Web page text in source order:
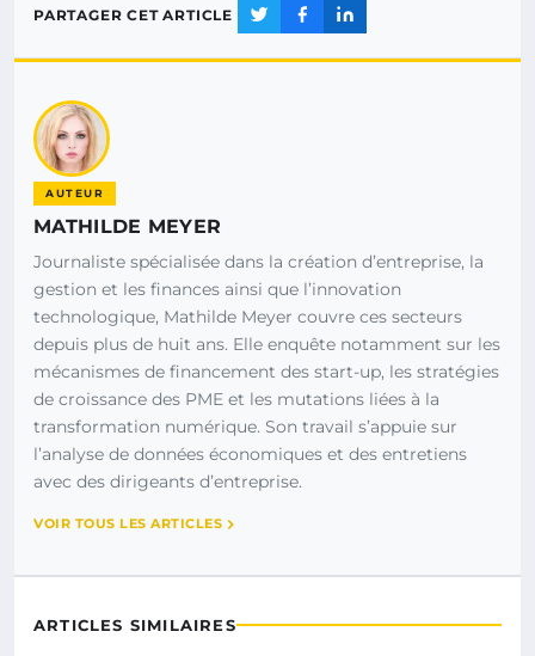
PARTAGER CET ARTICLE
AUTEUR
MATHILDE MEYER
Journaliste spécialisée dans la création d’entreprise, la
gestion et les finances ainsi que l’innovation
technologique, Mathilde Meyer couvre ces secteurs
depuis plus de huit ans. Elle enquête notamment sur les
mécanismes de financement des start-up, les stratégies
de croissance des PME et les mutations liées à la
transformation numérique. Son travail s’appuie sur
l’analyse de données économiques et des entretiens
avec des dirigeants d’entreprise.
VOIR TOUS LES ARTICLES
ARTICLES SIMILAIRES